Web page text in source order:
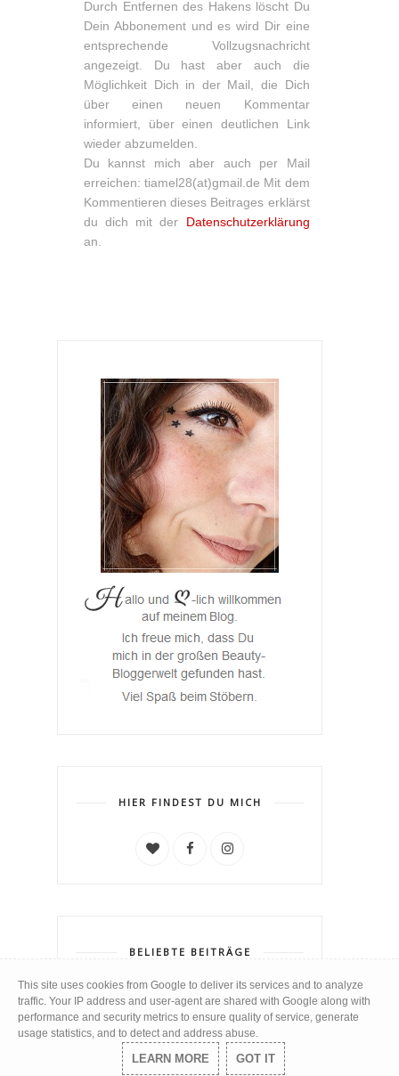
Durch Entfernen des Hakens löscht Du
Dein Abbonement und es wird Dir eine
entsprechende Vollzugsnachricht
angezeigt. Du hast aber auch die
Möglichkeit Dich in der Mail, die Dich
über einen neuen Kommentar
informiert, über einen deutlichen Link
wieder abzumelden.
Du kannst mich aber auch per Mail
erreichen: tiamel28(at)gmail.de Mit dem
Kommentieren dieses Beitrages erklärst
du dich mit der Datenschutzerklärung
an.
HIER FINDEST DU MICH
BELIEBTE BEITRÄGE
[Review] Balea Peel-Off
Maske und Peel-Off Maske
time to Glamour
This site uses cookies from Google to deliver its services and to analyze
traffic. Your IP address and user-agent are shared with Google along with
performance and security metrics to ensure quality of service, generate
usage statistics, and to detect and address abuse.
LEARN MORE GOT IT